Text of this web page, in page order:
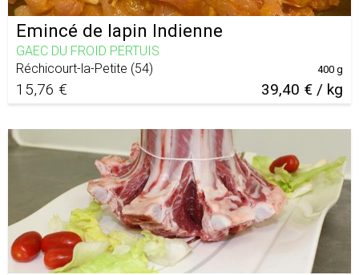
Emincé de lapin Indienne
GAEC DU FROID PERTUIS
Réchicourt-la-Petite (54)
15,76 € 39,40 € / kg
400 g